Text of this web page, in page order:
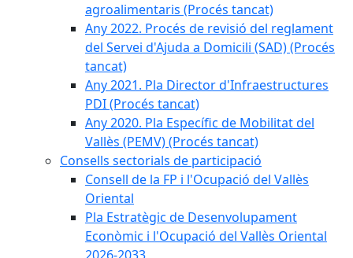
agroalimentaris (Procés tancat)
Any 2022. Procés de revisió del reglament
del Servei d'Ajuda a Domicili (SAD) (Procés
tancat)
Any 2021. Pla Director d'Infraestructures
PDI (Procés tancat)
Any 2020. Pla Específic de Mobilitat del
Vallès (PEMV) (Procés tancat)
Consells sectorials de participació
Consell de la FP i l'Ocupació del Vallès
Oriental
Pla Estratègic de Desenvolupament
Econòmic i l'Ocupació del Vallès Oriental